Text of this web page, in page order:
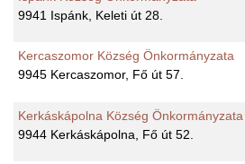
9941 Ispánk, Keleti út 28.
Kercaszomor Község Önkormányzata
9945 Kercaszomor, Fő út 57.
Kerkáskápolna Község Önkormányzata
9944 Kerkáskápolna, Fő út 52.